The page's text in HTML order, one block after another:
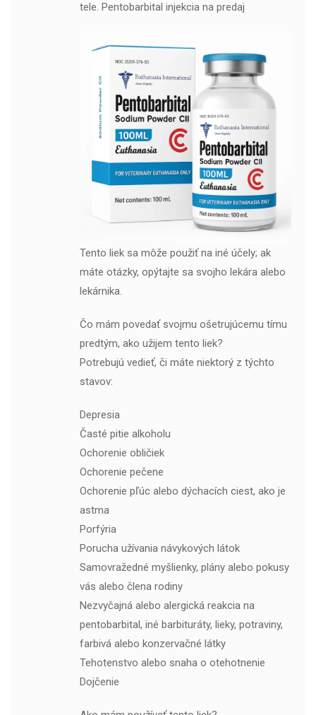
tele. Pentobarbital injekcia na predaj
Tento liek sa môže použiť na iné účely; ak
máte otázky, opýtajte sa svojho lekára alebo
lekárnika.
Čo mám povedať svojmu ošetrujúcemu tímu
predtým, ako užijem tento liek?
Potrebujú vedieť, či máte niektorý z týchto
stavov:
Depresia
Časté pitie alkoholu
Ochorenie obličiek
Ochorenie pečene
Ochorenie pľúc alebo dýchacích ciest, ako je
astma
Porfýria
Porucha užívania návykových látok
Samovražedné myšlienky, plány alebo pokusy
vás alebo člena rodiny
Nezvyčajná alebo alergická reakcia na
pentobarbital, iné barbituráty, lieky, potraviny,
farbivá alebo konzervačné látky
Tehotenstvo alebo snaha o otehotnenie
Dojčenie